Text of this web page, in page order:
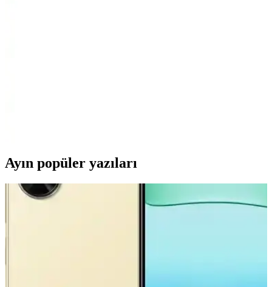
Ayın popüler yazıları